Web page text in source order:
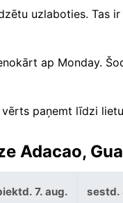
uzlaboties. Tas
ap Monday.
paņemt līdzi
Adacao,
7. aug. sestd.